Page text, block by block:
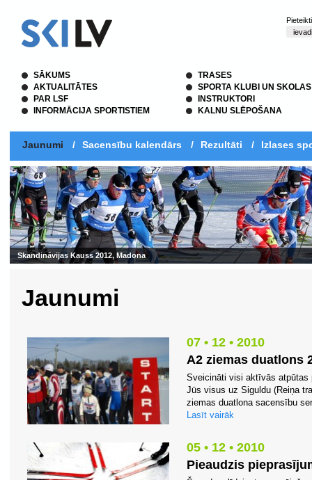
SĀKUMS
AKTUALITĀTES
PAR LSF
INFORMĀCIJA SPORTISTIEM
TRASES
SPORTA KLUBI UN SKOLAS
INSTRUKTORI
KALNU SLĒPOŠANA
Jaunumi / Sacensību kalendārs / Rezultāti / Izlases
Skandināvijas Kauss 2012, Madona
Jaunumi
07 • 12 • 2010
A2 ziemas duatlons
Sveicināti visi aktīvās atpūtas
Jūs visus uz Siguldu (Reiņa
ziemas duatlona sacensību
Lasīt vairāk
05 • 12 • 2010
Pieaudzis